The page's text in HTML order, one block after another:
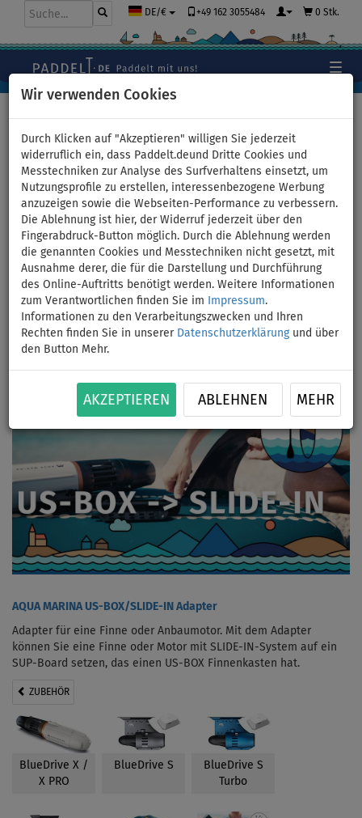
Wir verwenden Cookies
Durch Klicken auf "Akzeptieren" willigen Sie jederzeit
widerruflich ein, dass Paddelt.deund Dritte Cookies und
Messtechniken zur Analyse des Surfverhaltens einsetzt, um
Nutzungsprofile zu erstellen, interessenbezogene Werbung
anzuzeigen sowie die Webseiten-Performance zu verbessern.
Die Ablehnung ist hier, der Widerruf jederzeit über den
Fingerabdruck-Button möglich. Durch die Ablehnung werden
die genannten Cookies und Messtechniken nicht gesetzt, mit
Ausnahme derer, die für die Darstellung und Durchführung
des Online-Auftritts benötigt werden. Weitere Informationen
zum Verantwortlichen finden Sie im
Impressum.
Informationen zu den Verarbeitungszwecken und Ihren
Rechten finden Sie in unserer Datenschutzerklärungund über
den Button Mehr.
AKZEPTIEREN ABLEHNEN MEHR
DE/€ +49 162 3055484 0 Stk.
Elektromotoren für SUP-
Boards und Kajaks,
Tauchscooter
AQUA MARINA US-BOX/SLIDE-IN Adapter
Adapter für eine Finne oder Anbaumotor. Mit dem Adapter
können Sie eine Finne oder Motor mit SLIDE-IN-System auf ein
SUP-Board setzen, das einen US-BOX Finnenkasten hat.
ZUBEHÖR
BlueDrive X /
X PRO
BlueDrive S
BlueDrive S
Turbo